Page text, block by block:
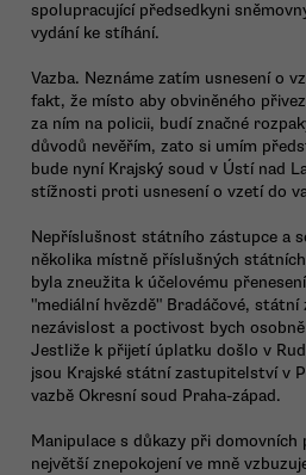
spolupracující předsedkyni
vydání ke stíhání.
Vazba. Neznáme zatím usnesení o
fakt, že místo aby obviněného
za ním na policii, budí značné
důvodů nevěřím, zato si umím
bude nyní Krajský soud v Ústí nad
stížnosti proti usnesení o vzetí do
Nepříslušnost státního zástupce a
několika místně příslušných
byla zneužita k účelovému
"mediální hvězdě" Bradáčové, státní
nezávislost a poctivost bych
Jestliže k přijetí úplatku došlo v
jsou Krajské státní zastupitelství v
vazbě Okresní soud Praha-západ.
Manipulace s důkazy při domovních
největší znepokojení ve mně